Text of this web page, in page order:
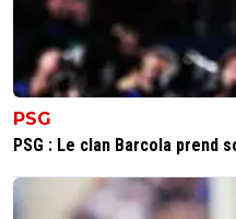
PSG
PSG : Le clan Barcola prend